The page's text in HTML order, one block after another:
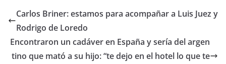
Carlos Briner: estamos para acompañar a Luis Juez y
Rodrigo de Loredo
Encontraron un cadáver en España y sería del argen
tino que mató a su hijo: “te dejo en el hotel lo que te